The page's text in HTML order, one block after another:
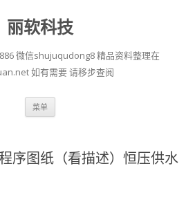
丽软科技
微信shujuqudong8 精品资料整理在
如有需要 请移步查阅
菜单
序图纸（看描述）恒压供水